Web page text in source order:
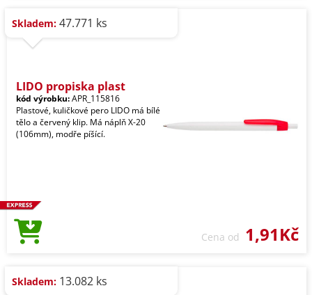
Skladem: 47.771 ks
LIDO propiska plast
kód výrobku:APR_115816
Plastové, kuličkové pero LIDO má bílé
tělo a červený klip. Má náplň X-20
(106mm), modře píšící.
Cena od 1,91Kč
Skladem: 13.082 ks